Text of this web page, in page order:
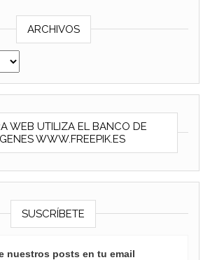
ARCHIVOS
WEB UTILIZA EL BANCO DE
WWW.FREEPIK.ES
SUSCRÍBETE
nuestros posts en tu email